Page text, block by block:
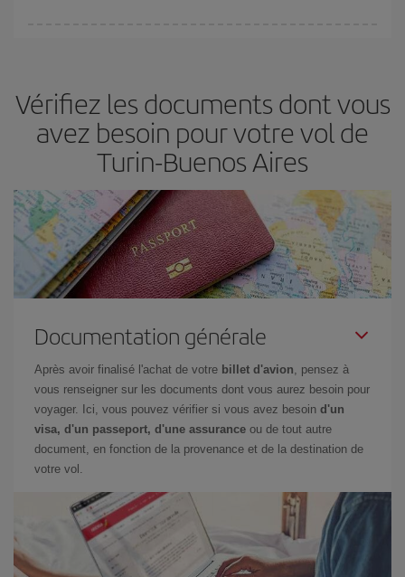
Vérifiez les documents dont vous
avez besoin pour votre vol de
Turin-Buenos Aires
Documentation générale
Après avoir finalisé l'achat de votre billet d'avion, pensez à
vous renseigner sur les documents dont vous aurez besoin pour
voyager. Ici, vous pouvez vérifier si vous avez besoin d'un
visa, d'un passeport, d'une assurance ou de tout autre
document, en fonction de la provenance et de la destination de
votre vol.